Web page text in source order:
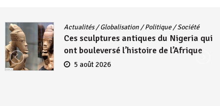
Actualités/Globalisation /Politique/Société
Ces sculptures antiques du Nigeria qui
ont bouleversé l’histoire de l’Afrique
5 août 2026